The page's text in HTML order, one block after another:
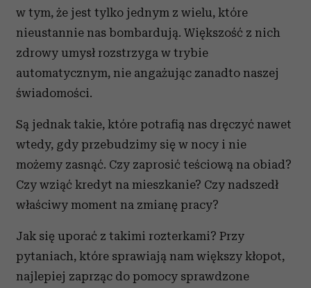
w tym, że jest tylko jednym z wielu, które
nieustannie nas bombardują. Większość z nich
zdrowy umysł rozstrzyga w trybie
automatycznym, nie angażując zanadto naszej
świadomości.
Są jednak takie, które potrafią nas dręczyć nawet
wtedy, gdy przebudzimy się w nocy i nie
możemy zasnąć. Czy zaprosić teściową na obiad?
Czy wziąć kredyt na mieszkanie? Czy nadszedł
właściwy moment na zmianę pracy?
Jak się uporać z takimi rozterkami? Przy
pytaniach, które sprawiają nam większy kłopot,
najlepiej zaprząc do pomocy sprawdzone